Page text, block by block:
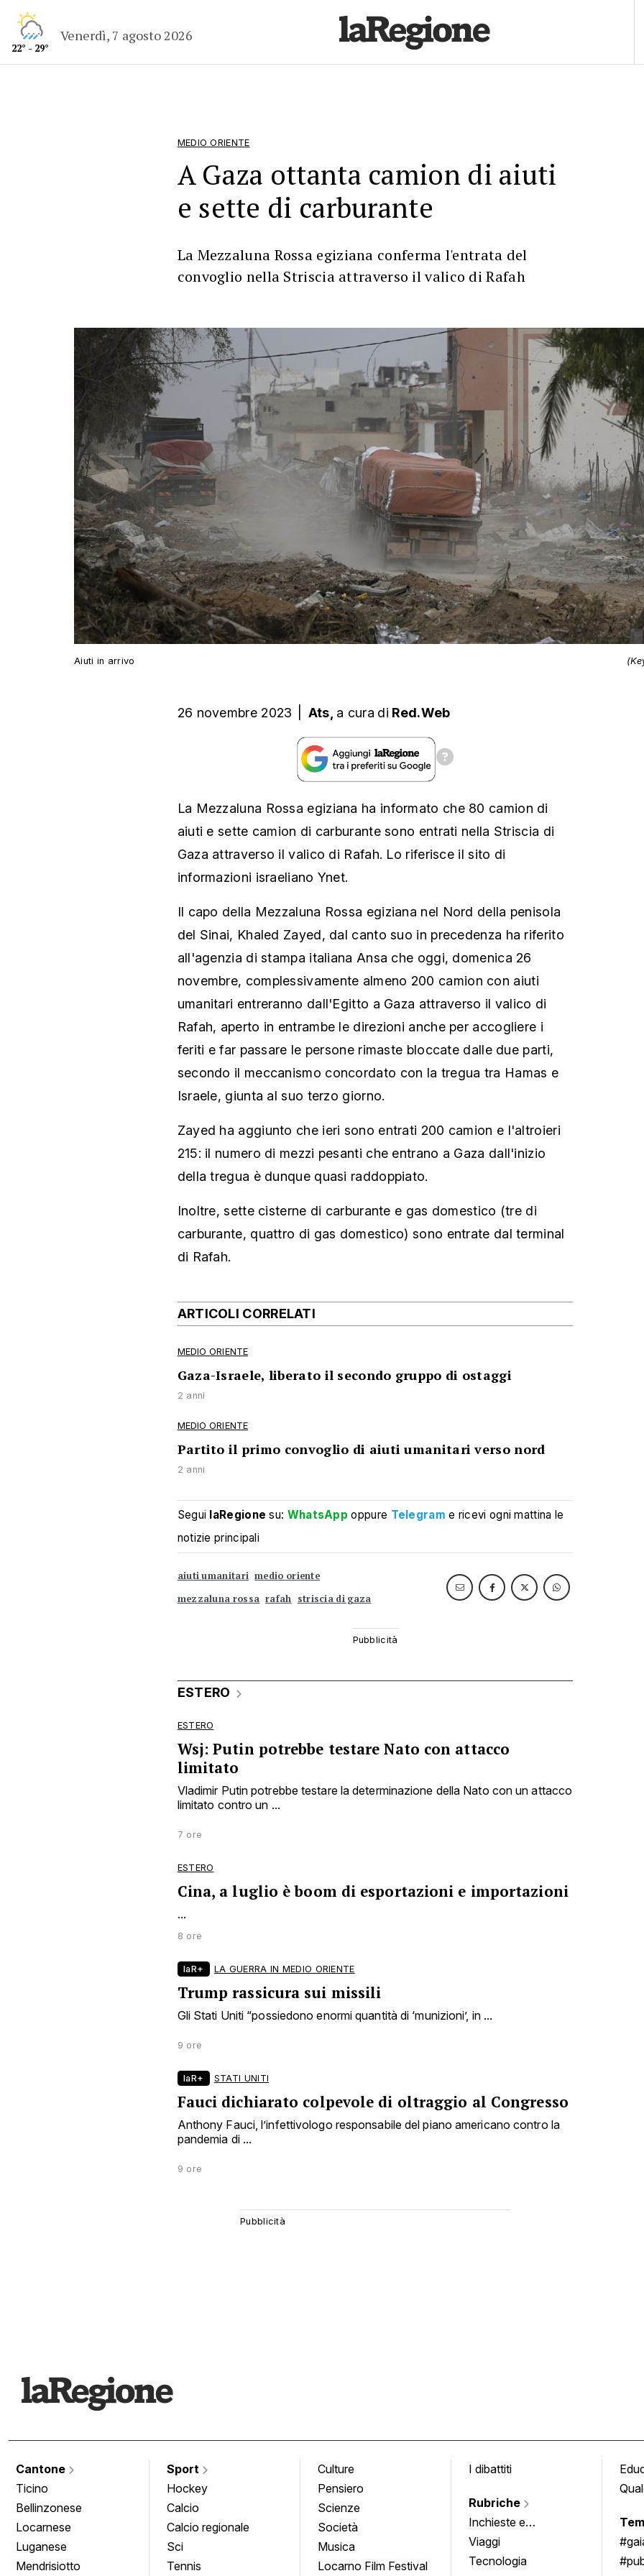
22° - 29°
Venerdì, 7 agosto 2026
MEDIO ORIENTE
A Gaza ottanta camion di aiuti
e sette di carburante
La Mezzaluna Rossa egiziana conferma l'entrata del
convoglio nella Striscia attraverso il valico di Rafah
Aiuti in arrivo
26 novembre 2023 Ats, a cura di Red.Web
La Mezzaluna Rossa egiziana ha informato che 80 camion di
aiuti e sette camion di carburante sono entrati nella Striscia di
Gaza attraverso il valico di Rafah. Lo riferisce il sito di
informazioni israeliano Ynet.
Il capo della Mezzaluna Rossa egiziana nel Nord della penisola
del Sinai, Khaled Zayed, dal canto suo in precedenza ha riferito
all'agenzia di stampa italiana Ansa che oggi, domenica 26
novembre, complessivamente almeno 200 camion con aiuti
umanitari entreranno dall'Egitto a Gaza attraverso il valico di
Rafah, aperto in entrambe le direzioni anche per accogliere i
feriti e far passare le persone rimaste bloccate dalle due parti,
secondo il meccanismo concordato con la tregua tra Hamas e
Israele, giunta al suo terzo giorno.
Zayed ha aggiunto che ieri sono entrati 200 camion e l'altroieri
215: il numero di mezzi pesanti che entrano a Gaza dall'inizio
della tregua è dunque quasi raddoppiato.
Inoltre, sette cisterne di carburante e gas domestico (tre di
carburante, quattro di gas domestico) sono entrate dal terminal
di Rafah.
ARTICOLI CORRELATI
MEDIO ORIENTE
Gaza-Israele, liberato il secondo gruppo di ostaggi
2 anni
MEDIO ORIENTE
Partito il primo convoglio di aiuti umanitari verso nord
2 anni
Segui laRegione su: WhatsApp oppure Telegram e ricevi ogni mattina le
notizie principali
aiuti umanitari medio oriente
mezzaluna rossa rafah striscia di gaza
ESTERO
ESTERO
Wsj: Putin potrebbe testare Nato con attacco
limitato
Vladimir Putin potrebbe testare la determinazione della Nato con un attacco
limitato contro un ...
7 ore
ESTERO
Cina, a luglio è boom di esportazioni e importazioni
...
8 ore
laR+ LA GUERRA IN MEDIO ORIENTE
Trump rassicura sui missili
Gli Stati Uniti “possiedono enormi quantità di ‘munizioni’, in ...
9 ore
laR+ STATI UNITI
Fauci dichiarato colpevole di oltraggio al Congresso
Anthony Fauci, l’infettivologo responsabile del piano americano contro la
pandemia di ...
9 ore
Cantone
Ticino
Bellinzonese
Locarnese
Luganese
Mendrisiotto
Sport
Hockey
Calcio
Calcio regionale
Sci
Tennis
Culture
Pensiero
Scienze
Società
Musica
Locarno Film Festival
I dibattiti
Rubriche
Inchieste e
approfondimenti
Viaggi
Tecnologia